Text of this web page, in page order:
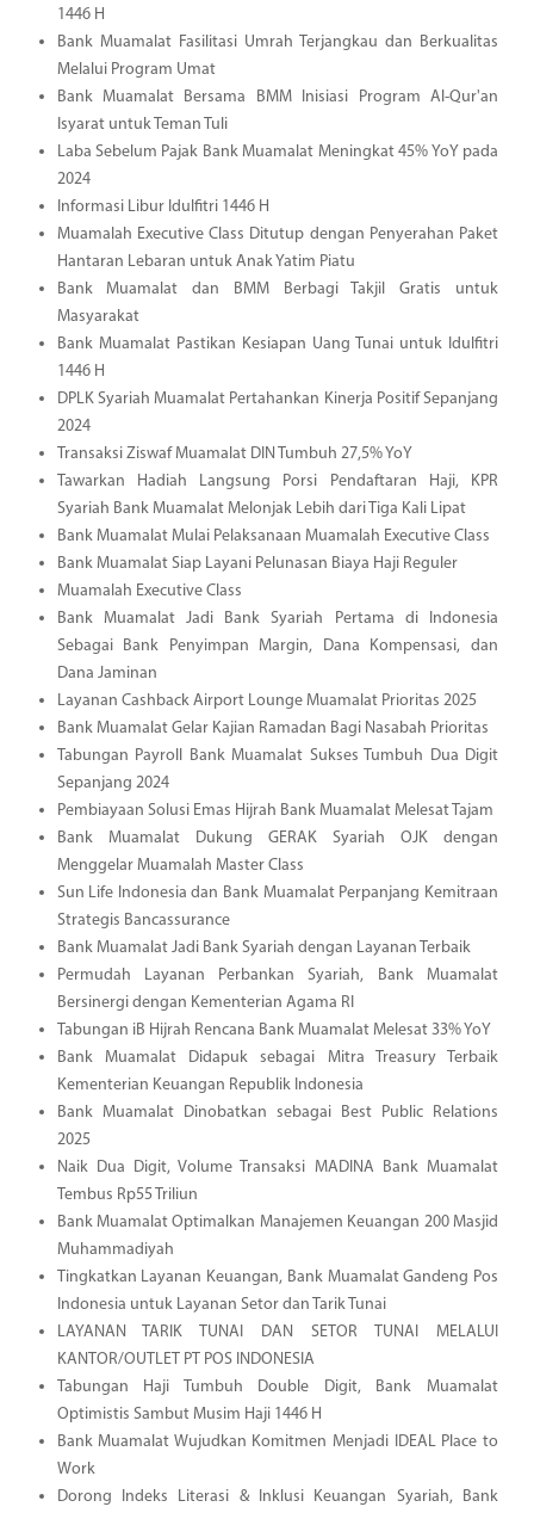
1446 H
Bank Muamalat Fasilitasi Umrah Terjangkau dan Berkualitas
Melalui Program Umat
Bank Muamalat Bersama BMM Inisiasi Program Al-Qur'an
Isyarat untuk Teman Tuli
Laba Sebelum Pajak Bank Muamalat Meningkat 45% YoY pada
2024
Informasi Libur Idulfitri 1446 H
Muamalah Executive Class Ditutup dengan Penyerahan Paket
Hantaran Lebaran untuk Anak Yatim Piatu
Bank Muamalat dan BMM Berbagi Takjil Gratis untuk
Masyarakat
Bank Muamalat Pastikan Kesiapan Uang Tunai untuk Idulfitri
1446 H
DPLK Syariah Muamalat Pertahankan Kinerja Positif Sepanjang
2024
Transaksi Ziswaf Muamalat DIN Tumbuh 27,5% YoY
Tawarkan Hadiah Langsung Porsi Pendaftaran Haji, KPR
Syariah Bank Muamalat Melonjak Lebih dari Tiga Kali Lipat
Bank Muamalat Mulai Pelaksanaan Muamalah Executive Class
Bank Muamalat Siap Layani Pelunasan Biaya Haji Reguler
Muamalah Executive Class
Bank Muamalat Jadi Bank Syariah Pertama di Indonesia
Sebagai Bank Penyimpan Margin, Dana Kompensasi, dan
Dana Jaminan
Layanan Cashback Airport Lounge Muamalat Prioritas 2025
Bank Muamalat Gelar Kajian Ramadan Bagi Nasabah Prioritas
Tabungan Payroll Bank Muamalat Sukses Tumbuh Dua Digit
Sepanjang 2024
Pembiayaan Solusi Emas Hijrah Bank Muamalat Melesat Tajam
Bank Muamalat Dukung GERAK Syariah OJK dengan
Menggelar Muamalah Master Class
Sun Life Indonesia dan Bank Muamalat Perpanjang Kemitraan
Strategis Bancassurance
Bank Muamalat Jadi Bank Syariah dengan Layanan Terbaik
Permudah Layanan Perbankan Syariah, Bank Muamalat
Bersinergi dengan Kementerian Agama RI
Tabungan iB Hijrah Rencana Bank Muamalat Melesat 33% YoY
Bank Muamalat Didapuk sebagai Mitra Treasury Terbaik
Kementerian Keuangan Republik Indonesia
Bank Muamalat Dinobatkan sebagai Best Public Relations
2025
Naik Dua Digit, Volume Transaksi MADINA Bank Muamalat
Tembus Rp55 Triliun
Bank Muamalat Optimalkan Manajemen Keuangan 200 Masjid
Muhammadiyah
Tingkatkan Layanan Keuangan, Bank Muamalat Gandeng Pos
Indonesia untuk Layanan Setor dan Tarik Tunai
LAYANAN TARIK TUNAI DAN SETOR TUNAI MELALUI
KANTOR/OUTLET PT POS INDONESIA
Tabungan Haji Tumbuh Double Digit, Bank Muamalat
Optimistis Sambut Musim Haji 1446 H
Bank Muamalat Wujudkan Komitmen Menjadi IDEAL Place to
Work
Dorong Indeks Literasi & Inklusi Keuangan Syariah, Bank